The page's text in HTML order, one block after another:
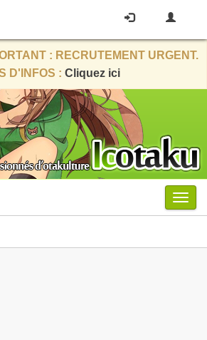
: RECRUTEMENT URGENT.
D'INFOS : Cliquez ici
Menu